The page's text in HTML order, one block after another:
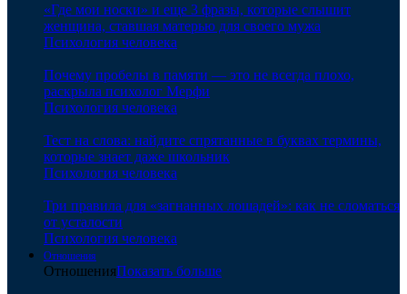
«Где мои носки» и еще 3 фразы, которые слышит
женщина, ставшая матерью для своего мужа
Психология человека
Почему пробелы в памяти — это не всегда плохо,
раскрыла психолог Мерфи
Психология человека
Тест на слова: найдите спрятанные в буквах термины,
которые знает даже школьник
Психология человека
Три правила для «загнанных лошадей»: как не сломаться
от усталости
Психология человека
Отношения
ОтношенияПоказать больше